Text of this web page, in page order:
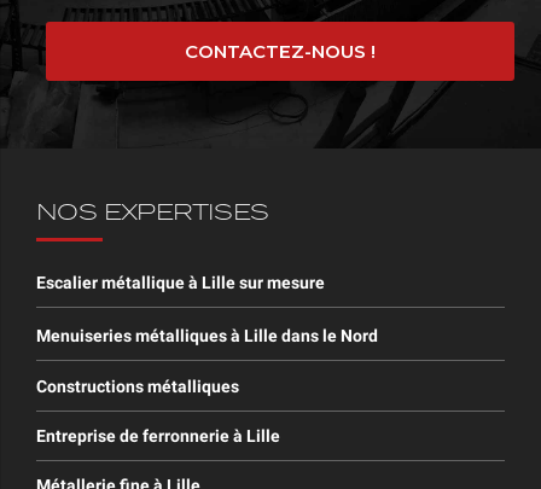
CONTACTEZ-NOUS !
NOS EXPERTISES
Escalier métallique à Lille sur mesure
Menuiseries métalliques à Lille dans le Nord
Constructions métalliques
Entreprise de ferronnerie à Lille